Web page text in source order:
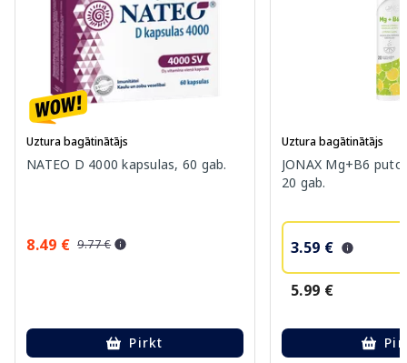
Uztura bagātinātājs
NATEO D 4000 kapsulas, 60 gab.
8.49 € 9.77 €
Pirkt
Uztura bagātinātājs
JONAX Mg+B6
20 gab.
3.59 €
5.99 €